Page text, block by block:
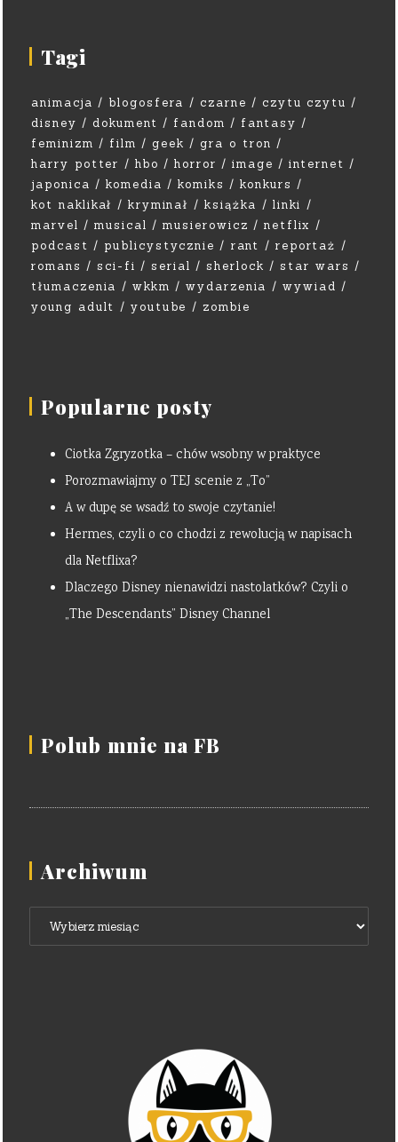
Tagi
animacja blogosfera czarne
czytu czytu
disney
dokument fandom
fantasy
feminizm
film geek
gra o tron
harry potter
hbo horror image
internet
japonica
komedia komiks
konkurs
kot naklikał
kryminał książka
linki
marvel
musical musierowicz
netflix
podcast
publicystycznie rant
reportaż
romans
sci-fi serial sherlock
star wars
tłumaczenia
wkkm wydarzenia
wywiad
young adult
youtube zombie
Popularne posty
Ciotka Zgryzotka – chów wsobny w praktyce
Porozmawiajmy o TEJ scenie z „To”
A w dupę se wsadź to swoje czytanie!
Hermes, czyli o co chodzi z rewolucją w napisach
dla Netflixa?
Dlaczego Disney nienawidzi nastolatków? Czyli o
„The Descendants” Disney Channel
Polub mnie na FB
Archiwum
Archiwum